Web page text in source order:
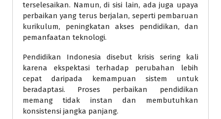
terselesaikan. Namun, di sisi lain, ada juga upaya
perbaikan yang terus berjalan, seperti pembaruan
kurikulum, peningkatan akses pendidikan, dan
pemanfaatan teknologi.
Pendidikan Indonesia disebut krisis sering kali
karena ekspektasi terhadap perubahan lebih
cepat daripada kemampuan sistem untuk
beradaptasi. Proses perbaikan pendidikan
memang tidak instan dan membutuhkan
konsistensi jangka panjang.